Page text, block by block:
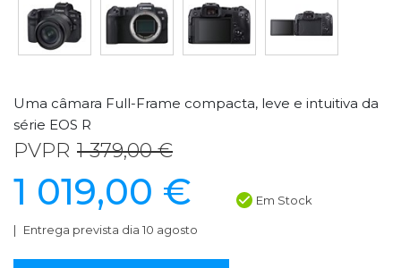
Uma câmara Full-Frame compacta, leve e intuitiva da
série EOS R
PVPR 1 379,00 €
1 019,00 € Em Stock
Entrega prevista dia 10 agosto